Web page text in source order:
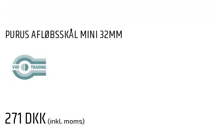
PURUS AFLØBSSKÅL MINI 32MM
271 DKK (inkl. moms)